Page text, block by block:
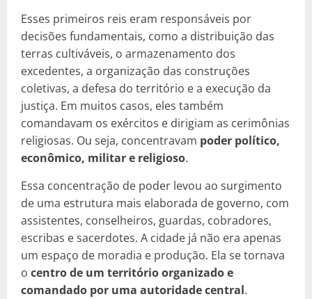
Esses primeiros reis eram responsáveis por
decisões fundamentais, como a distribuição das
terras cultiváveis, o armazenamento dos
excedentes, a organização das construções
coletivas, a defesa do território e a execução da
justiça. Em muitos casos, eles também
comandavam os exércitos e dirigiam as cerimônias
religiosas. Ou seja, concentravam poder político,
econômico, militar e religioso.
Essa concentração de poder levou ao surgimento
de uma estrutura mais elaborada de governo, com
assistentes, conselheiros, guardas, cobradores,
escribas e sacerdotes. A cidade já não era apenas
um espaço de moradia e produção. Ela se tornava
o centro de um território organizado e
comandado por uma autoridade central.